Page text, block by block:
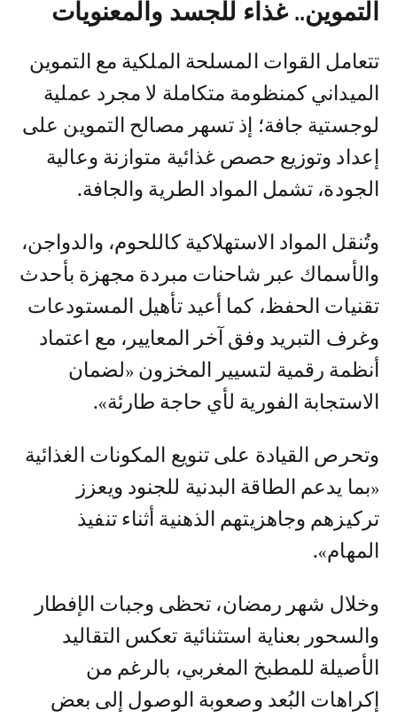
التموين.. غذاء للجسد والمعنويات
تتعامل القوات المسلحة الملكية مع التموين
الميداني كمنظومة متكاملة لا مجرد عملية
لوجستية جافة؛ إذ تسهر مصالح التموين على
إعداد وتوزيع حصص غذائية متوازنة وعالية
الجودة، تشمل المواد الطرية والجافة.
وتُنقل المواد الاستهلاكية كاللحوم، والدواجن،
والأسماك عبر شاحنات مبردة مجهزة بأحدث
تقنيات الحفظ، كما أعيد تأهيل المستودعات
وغرف التبريد وفق آخر المعايير، مع اعتماد
أنظمة رقمية لتسيير المخزون «لضمان
الاستجابة الفورية لأي حاجة طارئة».
وتحرص القيادة على تنويع المكونات الغذائية
«بما يدعم الطاقة البدنية للجنود ويعزز
تركيزهم وجاهزيتهم الذهنية أثناء تنفيذ
المهام».
وخلال شهر رمضان، تحظى وجبات الإفطار
والسحور بعناية استثنائية تعكس التقاليد
الأصيلة للمطبخ المغربي، بالرغم من
إكراهات البُعد وصعوبة الوصول إلى بعض